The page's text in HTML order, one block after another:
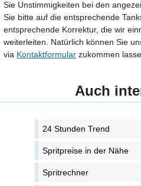
Sie Unstimmigkeiten bei den
Sie bitte auf die entsprechende
entsprechende Korrektur, die wir
weiterleiten. Natürlich können Sie
via Kontaktformular zukommen
Auch
24 Stunden Trend
Spritpreise in der Nähe
Spritrechner